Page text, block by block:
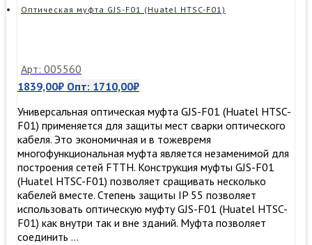
волокон)
Оптическая муфта GJS-F01 (Huatel HTSC-F01)
Арт: 005560
1839,00₽ Опт: 1710,00₽
Универсальная оптическая муфта GJS-F01 (Huatel HTSC-
F01) применяется для защиты мест сварки оптического
кабеля. Это экономичная и в тожевремя
многофункциональная муфта является незаменимой для
построения сетей FTTH. Конструкция муфты GJS-F01
(Huatel HTSC-F01) позволяет сращивать несколько
кабелей вместе. Степень защиты IP 55 позволяет
использовать оптическую муфту GJS-F01 (Huatel HTSC-
F01) как внутри так и вне зданий. Муфта позволяет
соединить …